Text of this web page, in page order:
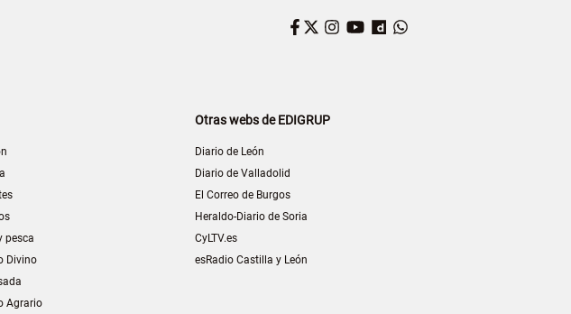
Facebook
Twitter
Instagram
YouTube
Dailymotion
pesca
Divino
Agrario
Otras webs de EDIGRUP
Diario de León
Diario de Valladolid
El Correo de Burgos
Heraldo-Diario de Soria
CyLTV.es
esRadio Castilla y León